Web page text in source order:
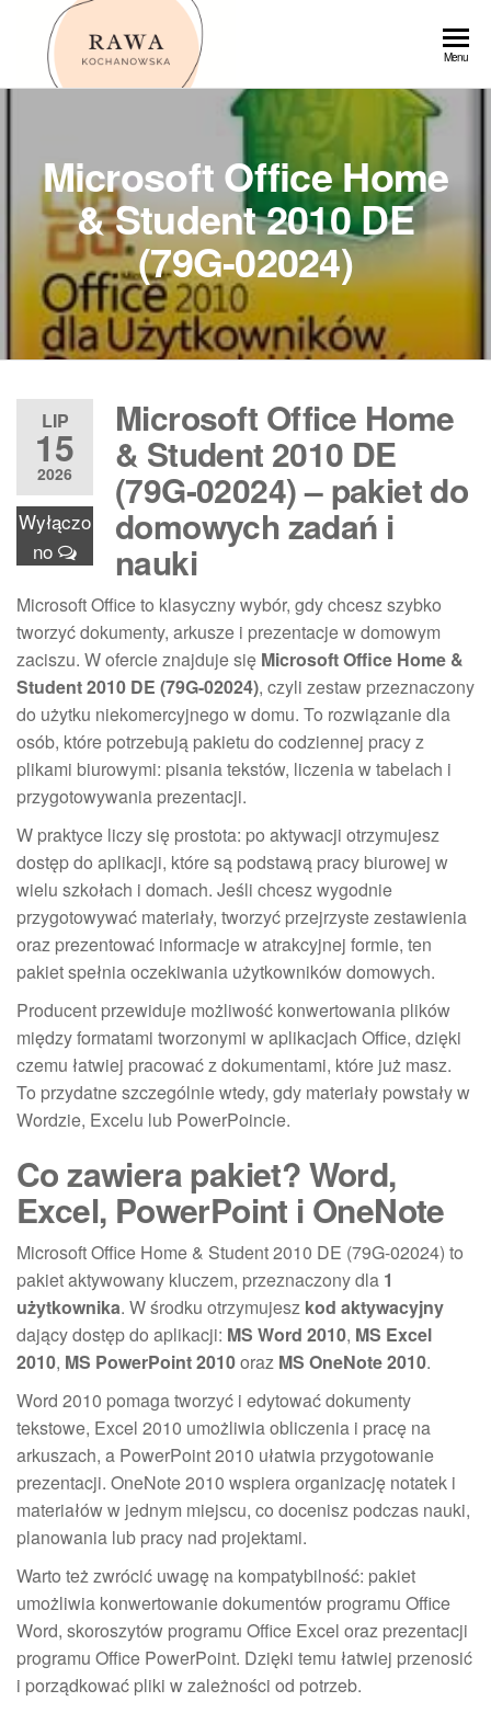
Przejdź
Menu
Microsoft Office Home
& Student 2010 DE
(79G-02024)
LIP
15
2026
Wyłączo
no
Microsoft Office Home
& Student 2010 DE
(79G-02024) – pakiet do
domowych zadań i
nauki
Microsoft Office to klasyczny wybór, gdy chcesz szybko
tworzyć dokumenty, arkusze i prezentacje w domowym
zaciszu. W ofercie znajduje się Microsoft Office Home &
Student 2010 DE (79G-02024), czyli zestaw przeznaczony
do użytku niekomercyjnego w domu. To rozwiązanie dla
osób, które potrzebują pakietu do codziennej pracy z
plikami biurowymi: pisania tekstów, liczenia w tabelach i
przygotowywania prezentacji.
W praktyce liczy się prostota: po aktywacji otrzymujesz
dostęp do aplikacji, które są podstawą pracy biurowej w
wielu szkołach i domach. Jeśli chcesz wygodnie
przygotowywać materiały, tworzyć przejrzyste zestawienia
oraz prezentować informacje w atrakcyjnej formie, ten
pakiet spełnia oczekiwania użytkowników domowych.
Producent przewiduje możliwość konwertowania plików
między formatami tworzonymi w aplikacjach Office, dzięki
czemu łatwiej pracować z dokumentami, które już masz.
To przydatne szczególnie wtedy, gdy materiały powstały w
Wordzie, Excelu lub PowerPoincie.
Co zawiera pakiet? Word,
Excel, PowerPoint i OneNote
Microsoft Office Home & Student 2010 DE (79G-02024) to
pakiet aktywowany kluczem, przeznaczony dla 1
użytkownika. W środku otrzymujesz kod aktywacyjny
dający dostęp do aplikacji: MS Word 2010, MS Excel
2010, MS PowerPoint 2010oraz MS OneNote 2010.
Word 2010 pomaga tworzyć i edytować dokumenty
tekstowe, Excel 2010 umożliwia obliczenia i pracę na
arkuszach, a PowerPoint 2010 ułatwia przygotowanie
prezentacji. OneNote 2010 wspiera organizację notatek i
materiałów w jednym miejscu, co docenisz podczas nauki,
planowania lub pracy nad projektami.
Warto też zwrócić uwagę na kompatybilność: pakiet
umożliwia konwertowanie dokumentów programu Office
Word, skoroszytów programu Office Excel oraz prezentacji
programu Office PowerPoint. Dzięki temu łatwiej przenosić
i porządkować pliki w zależności od potrzeb.